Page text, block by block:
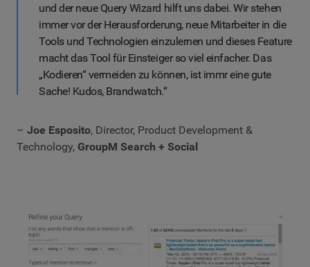
und der neue Query Wizard hilft uns dabei. Wir stehen
immer vor der Herausforderung, neue Mitarbeiter in die
Tools und Technologien einzulernen und dieses Feature
macht das Tool für Einsteiger so viel einfacher. Das
„Kodieren“ vermeiden zu können, ist immr eine gute
Sache! Kudos, Brandwatch.“
– Joe Esposito, Director, Product Development &
Technology, GroupM Search + Social